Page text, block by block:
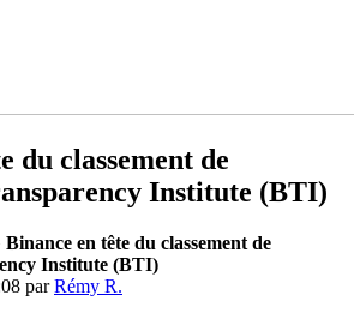
du classement de
Institute (BTI)
Binance en tête du classement de
Institute (BTI)
parRémy R.